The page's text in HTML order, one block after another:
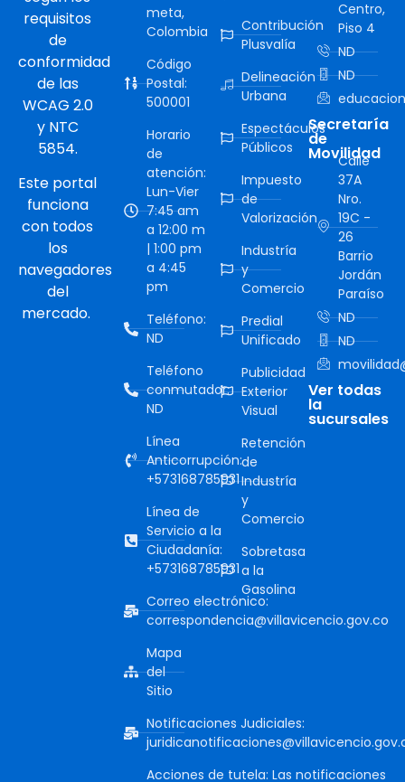
requisitos
de
conformidad
de las
WCAG 2.0
y NTC
5854.
Este portal
funciona
con todos
los
navegadores
del
mercado.
meta,
Colombia
Código
Postal:
500001
Horario
de
atención:
Lun-Vier
7:45 am
a 12:00 m
| 1:00 pm
a 4:45
pm
Teléfono:
ND
Teléfono
conmutador:
ND
Línea
Anticorrupción:
+573168785931
Línea de
Servicio a la
Ciudadanía:
+573168785931
Correo electrónico:
correspondencia@villavicencio.gov.co
Mapa
del
Sitio
Notificaciones Judiciales:
Acciones de tutela: Las notificaciones
Contribución
Plusvalía
Delineación
Urbana
Espectáculos
Públicos
Impuesto
de
Valorización
Industría
y
Comercio
Predial
Unificado
Publicidad
Exterior
Visual
Retención
de
Industría
y
Comercio
Sobretasa
a la
Gasolina
Centro,
Piso 4
ND
ND
Secretaría
de
Movilidad
Calle
37A
Nro.
19C -
26
Barrio
Jordán
Paraíso
ND
ND
Ver todas
la
sucursales